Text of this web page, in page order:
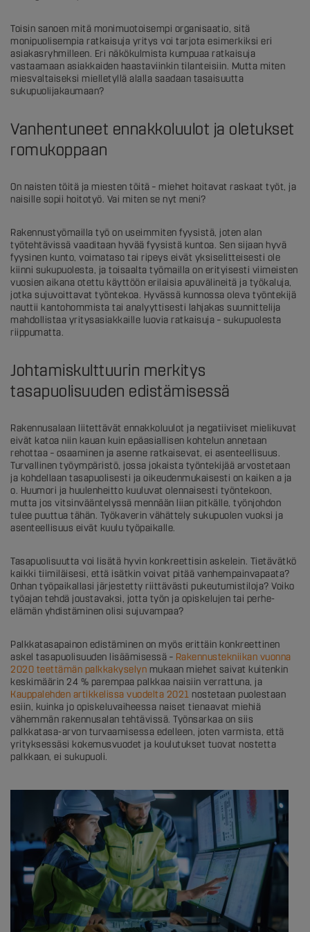
Toisin sanoen mitä monimuotoisempi organisaatio, sitä
monipuolisempia ratkaisuja yritys voi tarjota esimerkiksi eri
asiakasryhmilleen. Eri näkökulmista kumpuaa ratkaisuja
vastaamaan asiakkaiden haastaviinkin tilanteisiin. Mutta miten
miesvaltaiseksi mielletyllä alalla saadaan tasaisuutta
sukupuolijakaumaan?
Vanhentuneet ennakkoluulot ja oletukset
romukoppaan
On naisten töitä ja miesten töitä – miehet hoitavat raskaat työt, ja
naisille sopii hoitotyö. Vai miten se nyt meni?
Rakennustyömailla työ on useimmiten fyysistä, joten alan
työtehtävissä vaaditaan hyvää fyysistä kuntoa. Sen sijaan hyvä
fyysinen kunto, voimataso tai ripeys eivät yksiselitteisesti ole
kiinni sukupuolesta, ja toisaalta työmailla on erityisesti viimeisten
vuosien aikana otettu käyttöön erilaisia apuvälineitä ja työkaluja,
jotka sujuvoittavat työntekoa. Hyvässä kunnossa oleva työntekijä
nauttii kantohommista tai analyyttisesti lahjakas suunnittelija
mahdollistaa yritysasiakkaille luovia ratkaisuja – sukupuolesta
riippumatta.
Johtamiskulttuurin merkitys
tasapuolisuuden edistämisessä
Rakennusalaan liitettävät ennakkoluulot ja negatiiviset mielikuvat
eivät katoa niin kauan kuin epäasiallisen kohtelun annetaan
rehottaa – osaaminen ja asenne ratkaisevat, ei asenteellisuus.
Turvallinen työympäristö, jossa jokaista työntekijää arvostetaan
ja kohdellaan tasapuolisesti ja oikeudenmukaisesti on kaiken a ja
o. Huumori ja huulenheitto kuuluvat olennaisesti työntekoon,
mutta jos vitsinvääntelyssä mennään liian pitkälle, työnjohdon
tulee puuttua tähän. Työkaverin vähättely sukupuolen vuoksi ja
asenteellisuus eivät kuulu työpaikalle.
Tasapuolisuutta voi lisätä hyvin konkreettisin askelein. Tietävätkö
kaikki tiimiläisesi, että isätkin voivat pitää vanhempainvapaata?
Onhan työpaikallasi järjestetty riittävästi pukeutumistiloja? Voiko
työajan tehdä joustavaksi, jotta työn ja opiskelujen tai perhe-
elämän yhdistäminen olisi sujuvampaa?
Palkkatasapainon edistäminen on myös erittäin konkreettinen
askel tasapuolisuuden lisäämisessä – Rakennustekniikan vuonna
2020 teettämän palkkakyselyn mukaan miehet saivat kuitenkin
keskimäärin 24 % parempaa palkkaa naisiin verrattuna, ja
Kauppalehden artikkelissa vuodelta 2021 nostetaan puolestaan
esiin, kuinka jo opiskeluvaiheessa naiset tienaavat miehiä
vähemmän rakennusalan tehtävissä. Työnsarkaa on siis
palkkatasa-arvon turvaamisessa edelleen, joten varmista, että
yrityksessäsi kokemusvuodet ja koulutukset tuovat nostetta
palkkaan, ei sukupuoli.